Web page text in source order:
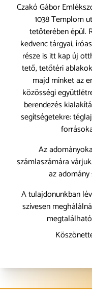
Czakó Gábor
1038 Templom
tetőterében épül.
kedvenc tárgyai,
része is itt kap új
tető, tetőtéri
majd minket az
közösségi
berendezés
segítségetekre:
Az
számlaszámára
az adomány
A tulajdonunkban
szívesen